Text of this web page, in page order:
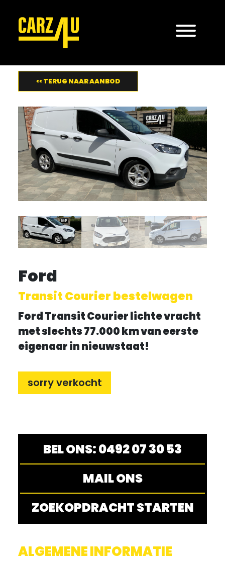
<< TERUG NAAR AANBOD
Ford
Transit Courier bestelwagen
Ford Transit Courier lichte vracht
met slechts 77.000 km van eerste
eigenaar in nieuwstaat!
sorry verkocht
BEL ONS: 0492 07 30 53
MAIL ONS
ZOEKOPDRACHT STARTEN
ALGEMENE INFORMATIE